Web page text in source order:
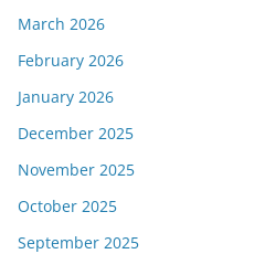
March 2026
February 2026
January 2026
December 2025
November 2025
October 2025
September 2025